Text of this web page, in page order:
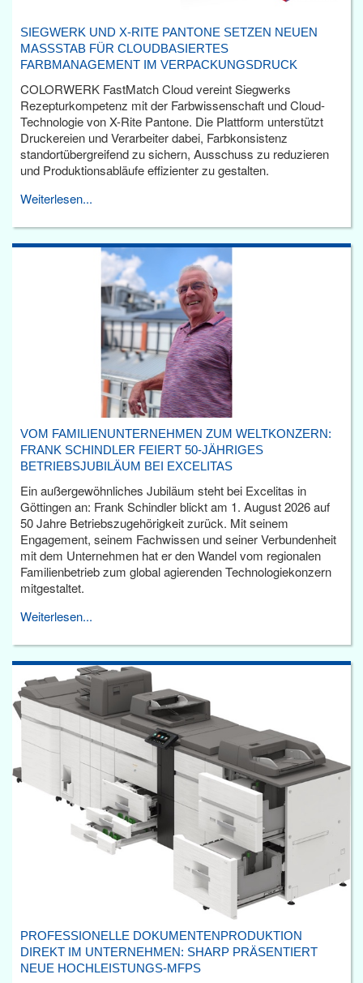
SIEGWERK UND X-RITE PANTONE SETZEN NEUEN
MASSSTAB FÜR CLOUDBASIERTES F
ARBMANAGEMENT IM VERPACKUNGSDRUCK
COLORWERK FastMatch Cloud vereint Siegwerks
Rezepturkompetenz mit der Farbwissenschaft und Cloud-
Technologie von X-Rite Pantone. Die Plattform unterstützt
Druckereien und Verarbeiter dabei, Farbkonsistenz
standortübergreifend zu sichern, Ausschuss zu reduzieren
und Produktionsabläufe effizienter zu gestalten.
Weiterlesen...
VOM FAMILIENUNTERNEHMEN ZUM WELTKONZERN:
FRANK SCHINDLER FEIERT 50-JÄHRIGES
BETRIEBSJUBILÄUM BEI EXCELITAS
Ein außergewöhnliches Jubiläum steht bei Excelitas in
Göttingen an: Frank Schindler blickt am 1. August 2026 auf
50 Jahre Betriebszugehörigkeit zurück. Mit seinem
Engagement, seinem Fachwissen und seiner Verbundenheit
mit dem Unternehmen hat er den Wandel vom regionalen
Familienbetrieb zum global agierenden Technologiekonzern
mitgestaltet.
Weiterlesen...
PROFESSIONELLE DOKUMENTENPRODUKTION
DIREKT IM UNTERNEHMEN: SHARP PRÄSENTIERT
NEUE HOCHLEISTUNGS-MFPS